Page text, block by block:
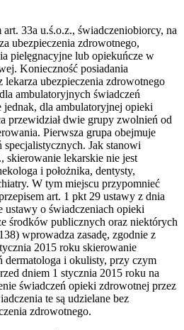
33a u.ś.o.z., świadczeniobiorcy, na
ubezpieczenia zdrowotnego,
pielęgnacyjne lub opiekuńcze w
Konieczność posiadania
ubezpieczenia zdrowotnego
ambulatoryjnych świadczeń
jednak, dla ambulatoryjnej opieki
przewidział dwie grupy zwolnień od
Pierwsza grupa obejmuje
specjalistycznych. Jak stanowi
skierowanie lekarskie nie jest
i położnika, dentysty,
W tym miejscu przypomnieć
art. 1 pkt 29 ustawy z dnia
ustawy o świadczeniach opieki
środków publicznych oraz niektórych
wprowadza zasadę, zgodnie z
2015 roku skierowanie
dermatologa i okulisty, przy czym
dniem 1 stycznia 2015 roku na
świadczeń opieki zdrowotnej przez
te są udzielane bez
zdrowotnego.